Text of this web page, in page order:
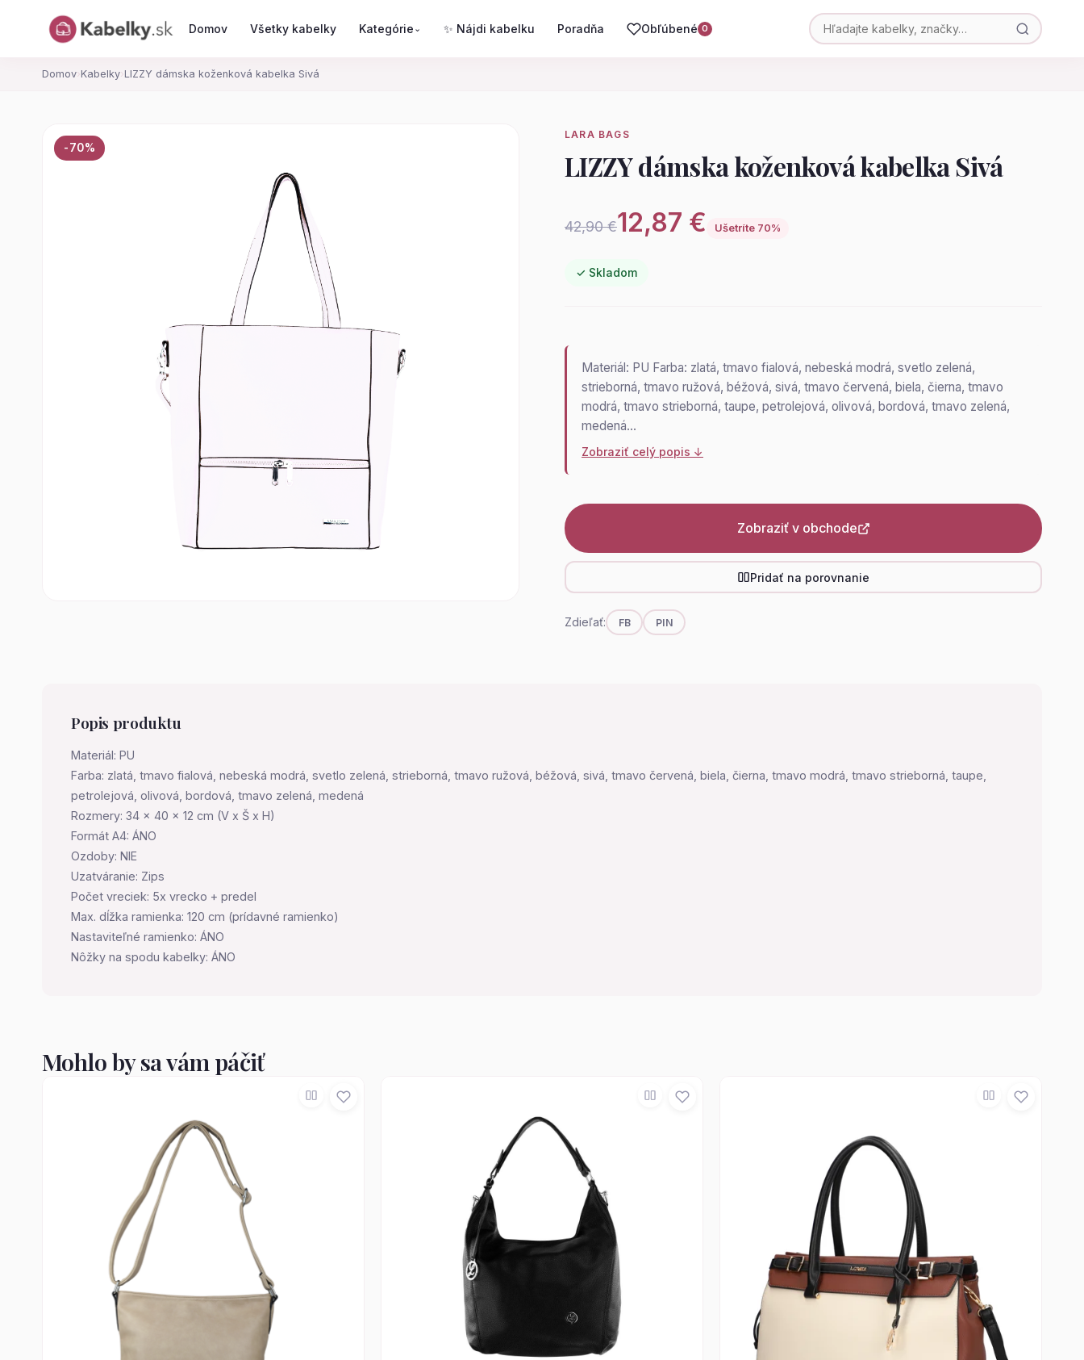
Domov Všetky kabelky Kategórie ⌄ ✨ Nájdi kabelku Poradňa Obľúbené 0
Domov› Kabelky› LIZZY dámska koženková kabelka Sivá
-70%
LARA BAGS
LIZZY dámska koženková kabelka Sivá
42,90 €12,87 € Ušetríte 70%
✓ Skladom
Materiál: PU Farba: zlatá, tmavo fialová, nebeská modrá, svetlo zelená,
strieborná, tmavo ružová, béžová, sivá, tmavo červená, biela, čierna, tmavo
modrá, tmavo strieborná, taupe, petrolejová, olivová, bordová, tmavo zelená,
medená…
Zobraziť celý popis ↓
Zobraziť v obchode
Pridať na porovnanie
Zdieľať: FB PIN
Popis produktu
Materiál: PU
Farba: zlatá, tmavo fialová, nebeská modrá, svetlo zelená, strieborná, tmavo ružová, béžová, sivá, tmavo červená, biela, čierna, tmavo modrá, tmavo strieborná, taupe,
petrolejová, olivová, bordová, tmavo zelená, medená
Rozmery: 34 x 40 x 12 cm (V x Š x H)
Formát A4: ÁNO
Ozdoby: NIE
Uzatváranie: Zips
Počet vreciek: 5x vrecko + predel
Max. dĺžka ramienka: 120 cm (prídavné ramienko)
Nastaviteľné ramienko: ÁNO
Nôžky na spodu kabelky: ÁNO
Mohlo by sa vám páčiť